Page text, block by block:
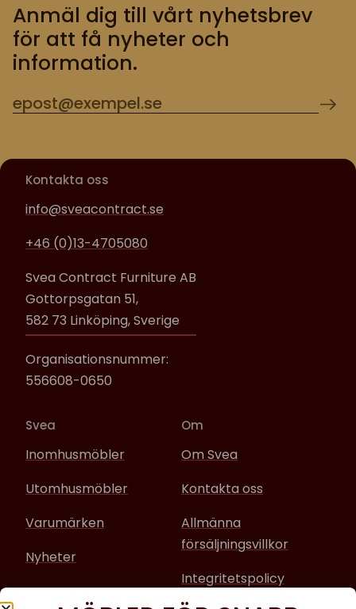
Anmäl dig till vårt nyhetsbrev
för att få nyheter och
information.
Kontakta oss
info@sveacontract.se
+46 (0)13-4705080
Svea Contract Furniture AB
Gottorpsgatan 51,
582 73 Linköping, Sverige
Organisationsnummer:
556608-0650
Svea
Inomhusmöbler
Utomhusmöbler
Varumärken
Nyheter
Om
Om Svea
Kontakta oss
Allmänna
försäljningsvillkor
Integritetspolicy